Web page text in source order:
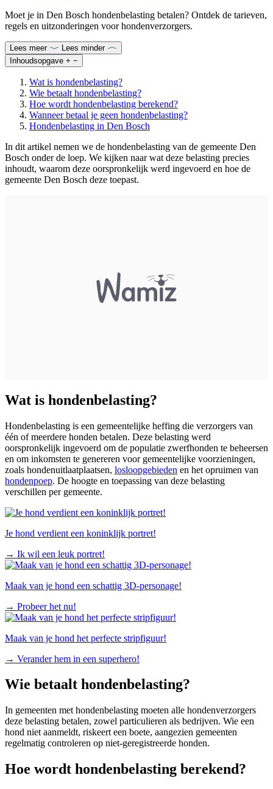
Moet je in Den Bosch hondenbelasting betalen? Ontdek de tarieven,
regels en uitzonderingen voor hondenverzorgers.
Lees meer
Lees minder
Inhoudsopgave + −
Wat is hondenbelasting?
Wie betaalt hondenbelasting?
Hoe wordt hondenbelasting berekend?
Wanneer betaal je geen hondenbelasting?
Hondenbelasting in Den Bosch
In dit artikel nemen we de hondenbelasting van de gemeente Den
Bosch onder de loep. We kijken naar wat deze belasting precies
inhoudt, waarom deze oorspronkelijk werd ingevoerd en hoe de
gemeente Den Bosch deze toepast.
Wat is hondenbelasting?
Hondenbelasting is een gemeentelijke heffing die verzorgers van
één of meerdere honden betalen. Deze belasting werd
oorspronkelijk ingevoerd om de populatie zwerfhonden te beheersen
en om inkomsten te genereren voor gemeentelijke voorzieningen,
zoals hondenuitlaatplaatsen, losloopgebieden en het opruimen van
hondenpoep. De hoogte en toepassing van deze belasting
verschillen per gemeente.
Je hond verdient een koninklijk portret!
→ Ik wil een leuk portret!
Maak van je hond een schattig 3D-personage!
→ Probeer het nu!
Maak van je hond het perfecte stripfiguur!
→ Verander hem in een superhero!
Wie betaalt hondenbelasting?
In gemeenten met hondenbelasting moeten alle hondenverzorgers
deze belasting betalen, zowel particulieren als bedrijven. Wie een
hond niet aanmeldt, riskeert een boete, aangezien gemeenten
regelmatig controleren op niet-geregistreerde honden.
Hoe wordt hondenbelasting berekend?